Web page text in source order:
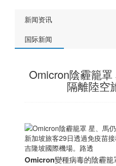
新闻资讯
国际新闻
Omicron陰霾籠
隔離陸空
新加坡旅客29日透過免疫苗
吉隆坡國際機場。路透
Omicron變種病毒的陰霾籠